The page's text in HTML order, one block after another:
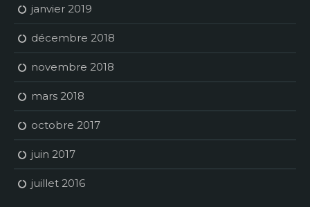
janvier 2019
décembre 2018
novembre 2018
mars 2018
octobre 2017
juin 2017
juillet 2016